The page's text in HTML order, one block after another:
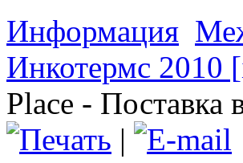
Информация
Инкотермс 2010
Place - Поставка
|